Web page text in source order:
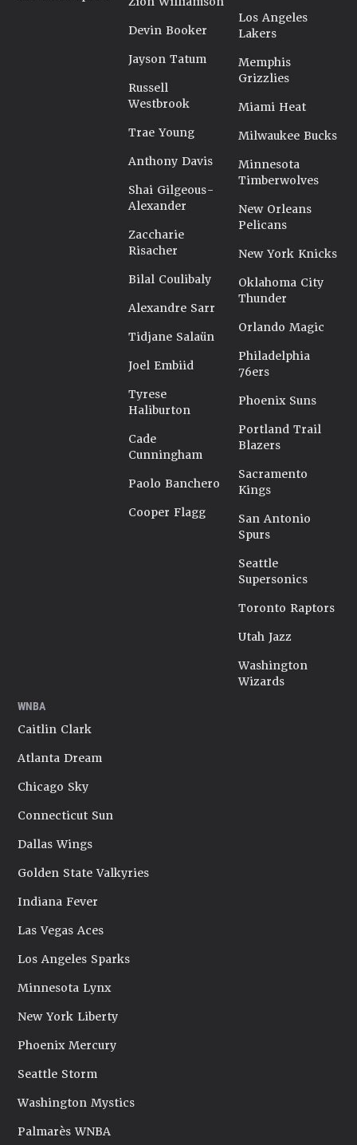
Devin Booker
Jayson Tatum
Russell
Westbrook
Trae Young
Anthony Davis
Shai Gilgeous-
Alexander
Zaccharie
Risacher
Bilal Coulibaly
Alexandre Sarr
Tidjane Salaün
Joel Embiid
Tyrese
Haliburton
Cade
Cunningham
Paolo Banchero
Cooper Flagg
Los Angeles
Lakers
Memphis
Grizzlies
Miami Heat
Milwaukee Bucks
Minnesota
Timberwolves
New Orleans
Pelicans
New York Knicks
Oklahoma City
Thunder
Orlando Magic
Philadelphia
76ers
Phoenix Suns
Portland Trail
Blazers
Sacramento
Kings
San Antonio
Spurs
Seattle
Supersonics
Toronto Raptors
Utah Jazz
Washington
Wizards
WNBA
Caitlin Clark
Atlanta Dream
Chicago Sky
Connecticut Sun
Dallas Wings
Golden State Valkyries
Indiana Fever
Las Vegas Aces
Los Angeles Sparks
Minnesota Lynx
New York Liberty
Phoenix Mercury
Seattle Storm
Washington Mystics
Palmarès WNBA